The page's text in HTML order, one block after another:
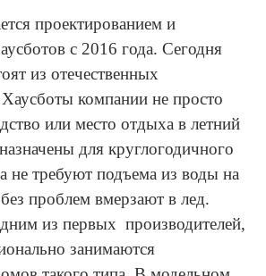
проектированием и
с 2016 года. Сегодня
из отечественных
компании не просто
или место отдыха в летний
для круглогодичного
не требуют подъема из воды на
проблем вмерзают в лед.
из первых производителей,
занимаются